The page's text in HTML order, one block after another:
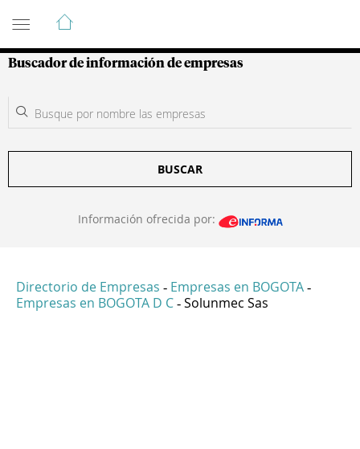
Guía de Empresas Colombianas
Buscador de información de empresas
BUSCAR
Información ofrecida por:
Directorio de Empresas - Empresas en BOGOTA -
Empresas en BOGOTA D C - Solunmec Sas